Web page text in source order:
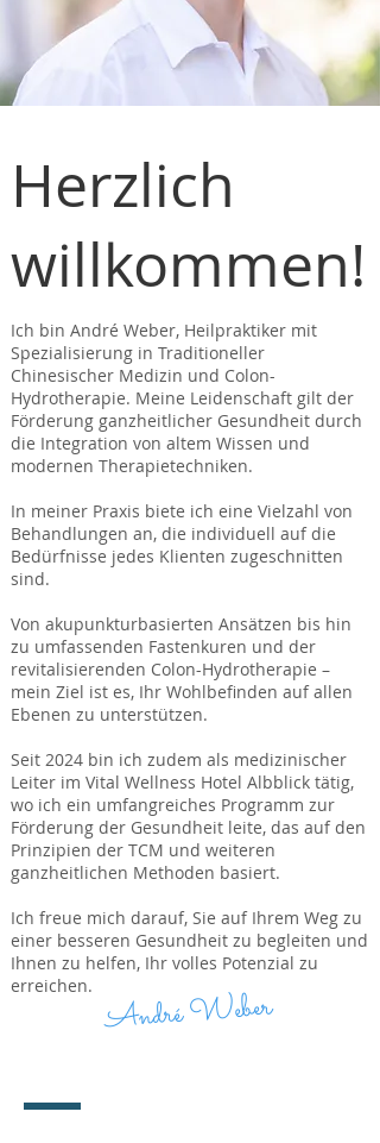
Herzlich
willkommen!
Ich bin André Weber, Heilpraktiker mit
Spezialisierung in Traditioneller
Chinesischer Medizin und Colon-
Hydrotherapie. Meine Leidenschaft gilt der
Förderung ganzheitlicher Gesundheit durch
die Integration von altem Wissen und
modernen Therapietechniken.
In meiner Praxis biete ich eine Vielzahl von
Behandlungen an, die individuell auf die
Bedürfnisse jedes Klienten zugeschnitten
sind.
Von akupunkturbasierten Ansätzen bis hin
zu umfassenden Fastenkuren und der
revitalisierenden Colon-Hydrotherapie –
mein Ziel ist es, Ihr Wohlbefinden auf allen
Ebenen zu unterstützen.
Seit 2024 bin ich zudem als medizinischer
Leiter im Vital Wellness Hotel Albblick tätig,
wo ich ein umfangreiches Programm zur
Förderung der Gesundheit leite, das auf den
Prinzipien der TCM und weiteren
ganzheitlichen Methoden basiert.
Ich freue mich darauf, Sie auf Ihrem Weg zu
einer besseren Gesundheit zu begleiten und
Ihnen zu helfen, Ihr volles Potenzial zu
erreichen. André Weber